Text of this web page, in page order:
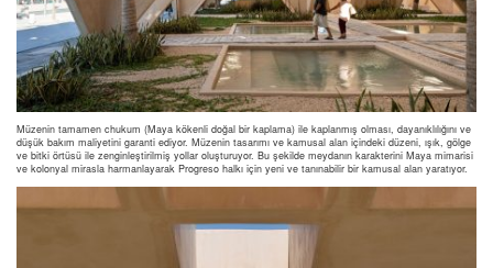
Müzenin tamamen chukum (Maya kökenli doğal bir kaplama) ile kaplanmış olması, dayanıklılığını ve
düşük bakım maliyetini garanti ediyor. Müzenin tasarımı ve kamusal alan içindeki düzeni, ışık, gölge
ve bitki örtüsü ile zenginleştirilmiş yollar oluşturuyor. Bu şekilde meydanın karakterini Maya mimarisi
ve kolonyal mirasla harmanlayarak Progreso halkı için yeni ve tanınabilir bir kamusal alan yaratıyor.